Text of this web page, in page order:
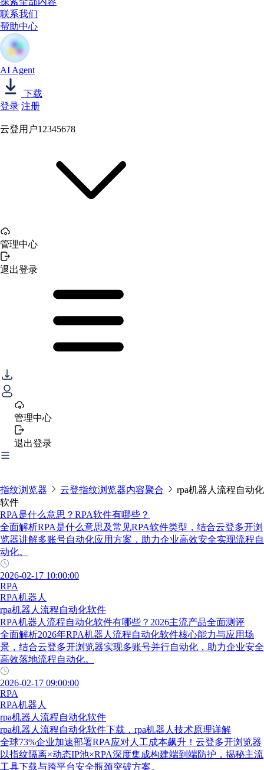
联系我们
帮助中心
AI Agent
下载
登录 注册
云登用户12345678
管理中心
退出登录
管理中心
退出登录
指纹浏览器 云登指纹浏览器内容聚合
rpa机器人流程自动化
软件
RPA是什么意思？RPA软件有哪些？
全面解析RPA是什么意思及常见RPA软件类型，结合云登多开浏
览器讲解多账号自动化应用方案，助力企业高效安全实现流程自
动化。
2026-02-17 10:00:00
RPA
RPA机器人
rpa机器人流程自动化软件
RPA机器人流程自动化软件有哪些？2026主流产品全面测评
全面解析2026年RPA机器人流程自动化软件核心能力与应用场
景，结合云登多开浏览器实现多账号并行自动化，助力企业安全
高效落地流程自动化。
2026-02-17 09:00:00
RPA
RPA机器人
rpa机器人流程自动化软件
rpa机器人流程自动化软件下载，rpa机器人技术原理详解
全球73%企业加速部署RPA应对人工成本飙升！云登多开浏览器
以指纹隔离×动态IP池×RPA深度集成构建端到端防护，揭秘主流
工具下载与跨平台安全瓶颈突破方案。